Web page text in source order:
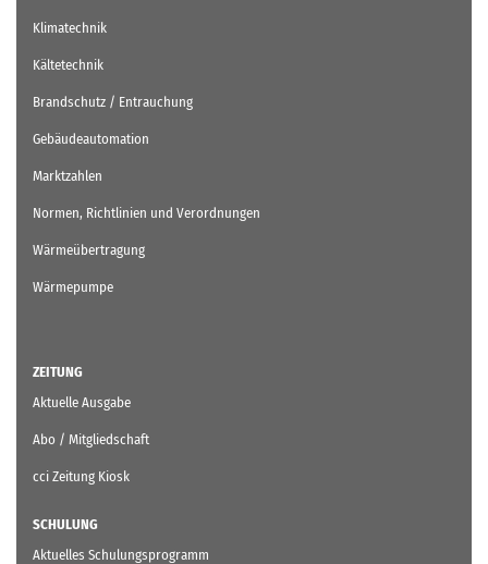
Klimatechnik
Kältetechnik
Brandschutz / Entrauchung
Gebäudeautomation
Marktzahlen
Normen, Richtlinien und Verordnungen
Wärmeübertragung
Wärmepumpe
ZEITUNG
Aktuelle Ausgabe
Abo / Mitgliedschaft
cci Zeitung Kiosk
SCHULUNG
Aktuelles Schulungsprogramm